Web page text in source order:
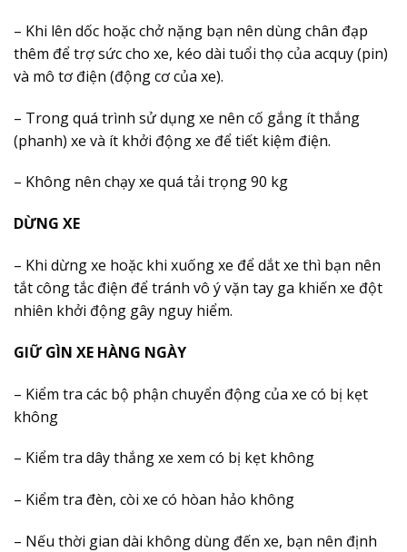
– Khi lên dốc hoặc chở nặng bạn nên dùng chân đạp
thêm để trợ sức cho xe, kéo dài tuổi thọ của acquy (pin)
và mô tơ điện (động cơ của xe).
– Trong quá trình sử dụng xe nên cố gắng ít thắng
(phanh) xe và ít khởi động xe để tiết kiệm điện.
– Không nên chạy xe quá tải trọng 90 kg
DỪNG XE
– Khi dừng xe hoặc khi xuống xe để dắt xe thì bạn nên
tắt công tắc điện để tránh vô ý vặn tay ga khiến xe đột
nhiên khởi động gây nguy hiểm.
GIỮ GÌN XE HÀNG NGÀY
– Kiểm tra các bộ phận chuyển động của xe có bị kẹt
không
– Kiểm tra dây thắng xe xem có bị kẹt không
– Kiểm tra đèn, còi xe có hòan hảo không
– Nếu thời gian dài không dùng đến xe, bạn nên định